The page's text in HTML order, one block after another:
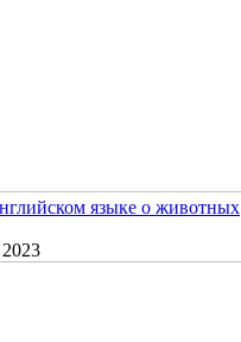
языке о животных
2023